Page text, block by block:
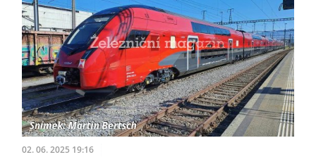
02. 06. 2025 19:16